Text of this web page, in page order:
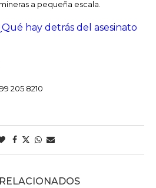
a pequeña escala.
hay detrás del asesinato
205 8210